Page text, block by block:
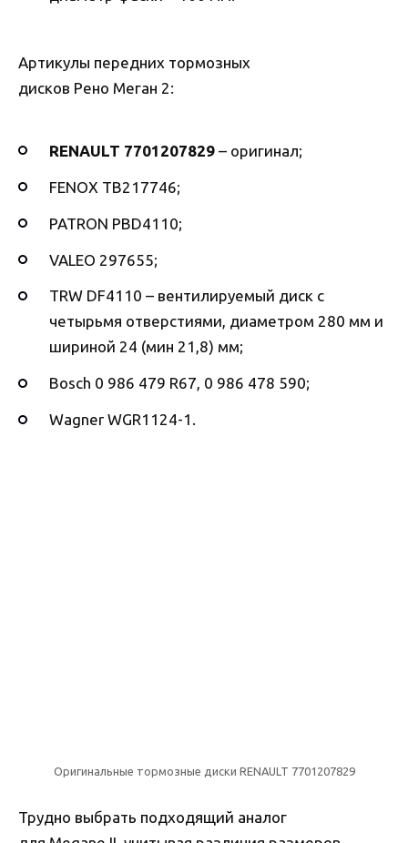
Артикулы передних тормозных
дисков Рено Меган 2:
RENAULT 7701207829 – оригинал;
FENOX TB217746;
PATRON PBD4110;
VALEO 297655;
TRW DF4110 – вентилируемый диск с
четырьмя отверстиями, диаметром 280 мм и
шириной 24 (мин 21,8) мм;
Bosch 0 986 479 R67, 0 986 478 590;
Wagner WGR1124-1.
Оригинальные тормозные диски RENAULT 7701207829
Трудно выбрать подходящий аналог